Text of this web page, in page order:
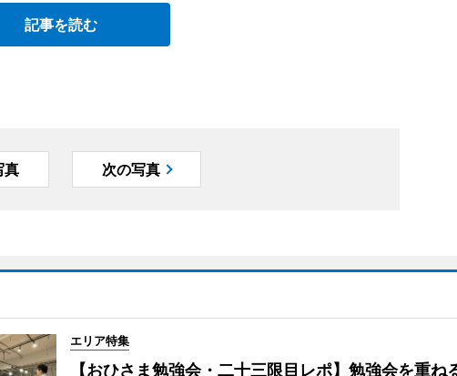
記事を読む
真 次の写真
エリア特集
【おひさま勉強会・二十三限目レポ】勉強会を重ね